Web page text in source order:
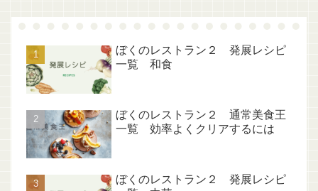
ぼくのレストラン２ 発展レシピ
一覧 和食
ぼくのレストラン２ 通常美食王
一覧 効率よくクリアするには
ぼくのレストラン２ 発展レシピ